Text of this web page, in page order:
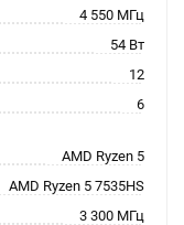
4 550 МГц
54 Вт
12
6
AMD Ryzen 5
AMD Ryzen 5 7535HS
3 300 МГц